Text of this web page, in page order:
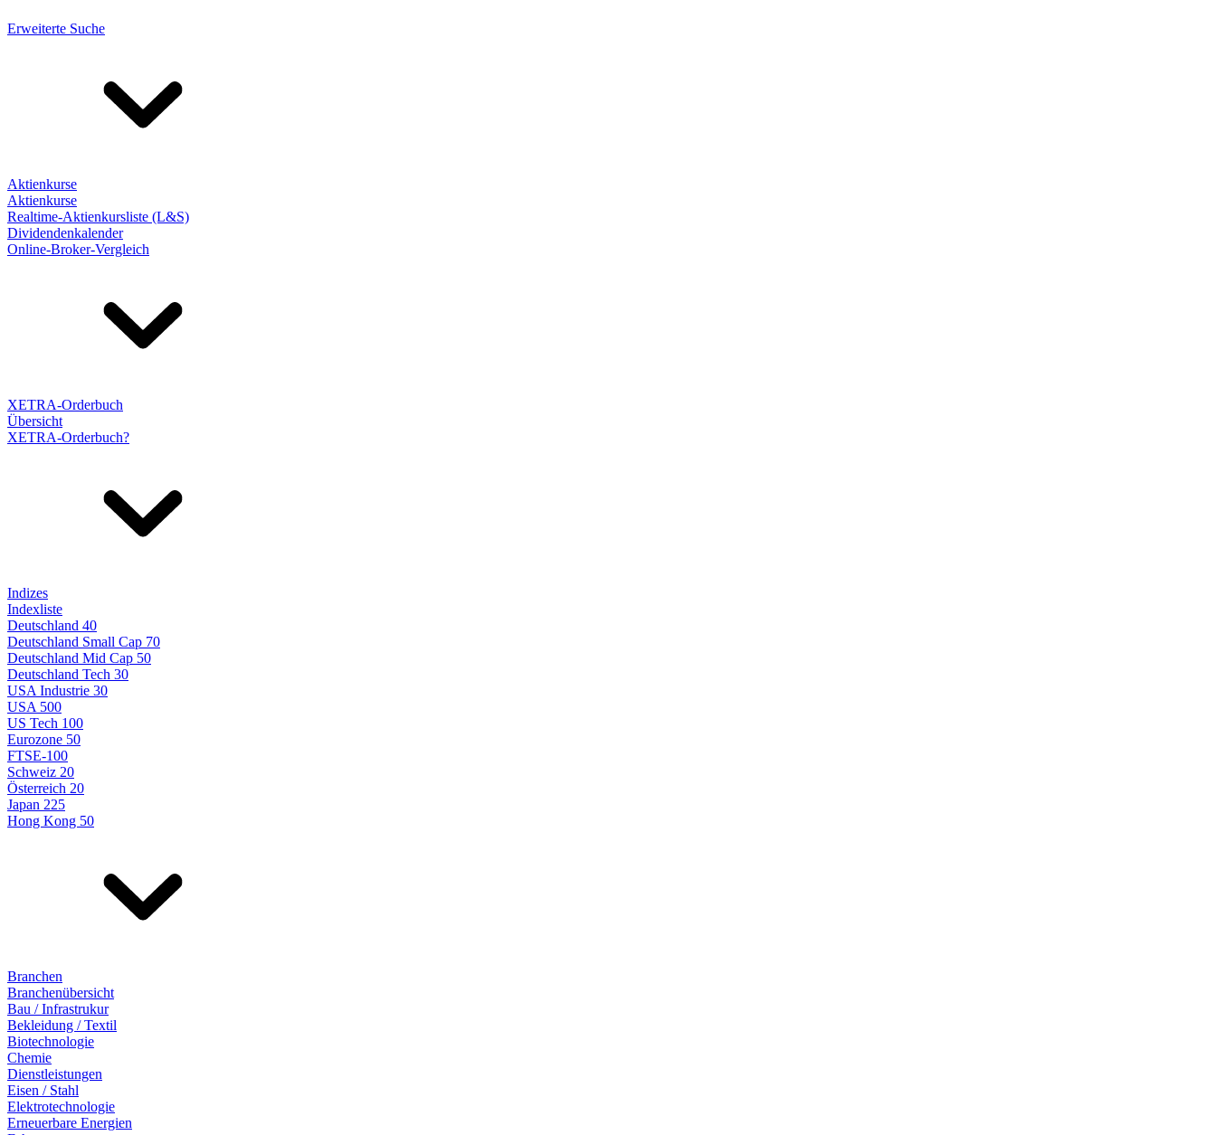
Erweiterte Suche
Aktienkurse
Aktienkurse
Realtime-Aktienkursliste (L&S)
Dividendenkalender
Online-Broker-Vergleich
XETRA-Orderbuch
Übersicht
XETRA-Orderbuch?
Indizes
Indexliste
Deutschland 40
Deutschland Small Cap 70
Deutschland Mid Cap 50
Deutschland Tech 30
USA Industrie 30
USA 500
US Tech 100
Eurozone 50
FTSE-100
Schweiz 20
Österreich 20
Japan 225
Hong Kong 50
Branchen
Branchenübersicht
Bau / Infrastrukur
Bekleidung / Textil
Biotechnologie
Chemie
Dienstleistungen
Eisen / Stahl
Elektrotechnologie
Erneuerbare Energien